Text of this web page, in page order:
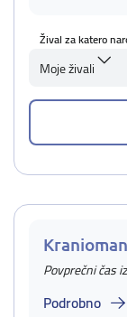
Žival za katero
Moje živali
Povprečni čas
Podrobno